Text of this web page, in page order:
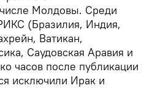
Молдовы. Среди
(Бразилия, Индия,
Ватикан,
Саудовская Аравия и
часов после публикации
исключили Ирак и